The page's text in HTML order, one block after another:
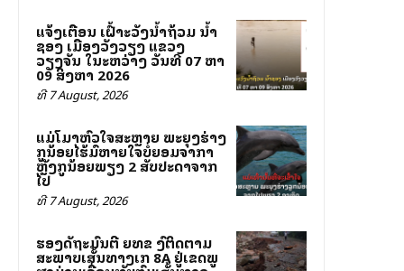
ແຈ້ງເຕືອນ ເຝົ້າລະວັງນ້ຳຖ້ວມ ນ້ຳ
ຊອງ ເມືອງວັງວຽງ ແຂວງ
ວຽງຈັນ ໃນລະຫວ່າງ ວັນທີ 07 ຫາ
09 ສິງຫາ 2026
ທີ 7 August, 2026
ແມ່ໂລມາຫົວໃຈສະຫຼາຍ ພະຍຸງຮ່າງ
ລູກນ້ອຍໄຮ້ລົມຫາຍໃຈບໍ່ຍອມຈາກລາ
ຫຼັງລູກນ້ອຍພຽງ 2 ສັບປະດາຈາກ
ໄປ
ທີ 7 August, 2026
ຮອງລັດຖະມົນຕີ ຍທຂ ລົງຕິດຕາມ
ສະພາບເສັ້ນທາງເລກ 8A ຢູ່ເຂດພູ